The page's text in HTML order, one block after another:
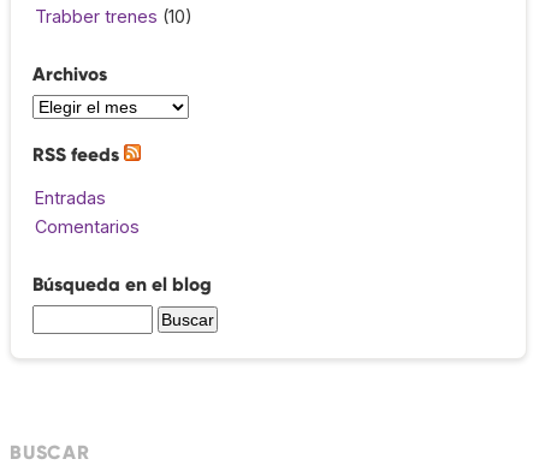
Trabber trenes (10)
Archivos
RSS feeds
Entradas
Comentarios
Búsqueda en el blog
BUSCAR